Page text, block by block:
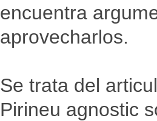
encuentra
aprovecharlos.
Se trata del
Pirineu agnostic